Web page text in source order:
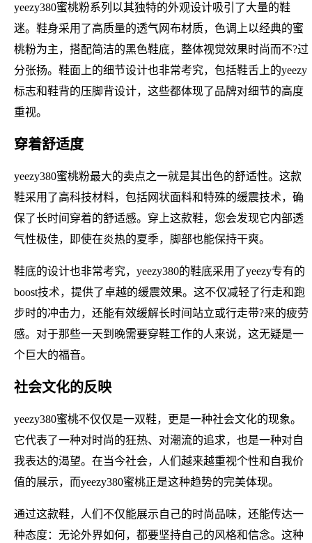
yeezy380蜜桃粉系列以其独特的外观设计吸引了大量的鞋
迷。鞋身采用了高质量的透气网布材质，色调上以经典的蜜
桃粉为主，搭配简洁的黑色鞋底，整体视觉效果时尚而不?过
分张扬。鞋面上的细节设计也非常考究，包括鞋舌上的yeezy
标志和鞋背的压脚背设计，这些都体现了品牌对细节的高度
重视。
穿着舒适度
yeezy380蜜桃粉最大的卖点之一就是其出色的舒适性。这款
鞋采用了高科技材料，包括网状面料和特殊的缓震技术，确
保了长时间穿着的舒适感。穿上这款鞋，您会发现它内部透
气性极佳，即使在炎热的夏季，脚部也能保持干爽。
鞋底的设计也非常考究，yeezy380的鞋底采用了yeezy专有的
boost技术，提供了卓越的缓震效果。这不仅减轻了行走和跑
步时的冲击力，还能有效缓解长时间站立或行走带?来的疲劳
感。对于那些一天到晚需要穿鞋工作的人来说，这无疑是一
个巨大的福音。
社会文化的反映
yeezy380蜜桃不仅仅是一双鞋，更是一种社会文化的现象。
它代表了一种对时尚的狂热、对潮流的追求，也是一种对自
我表达的渴望。在当今社会，人们越来越重视个性和自我价
值的展示，而yeezy380蜜桃正是这种趋势的完美体现。
通过这款鞋，人们不仅能展示自己的时尚品味，还能传达一
种态度：无论外界如何，都要坚持自己的风格和信念。这种